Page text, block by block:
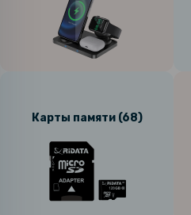
Карты памяти (68)